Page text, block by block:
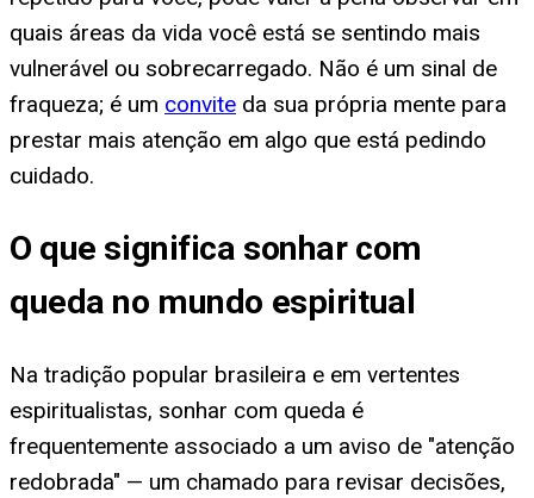
quais áreas da vida você está se sentindo mais
vulnerável ou sobrecarregado. Não é um sinal de
fraqueza; é um convite da sua própria mente para
prestar mais atenção em algo que está pedindo
cuidado.
O que significa sonhar com
queda no mundo espiritual
Na tradição popular brasileira e em vertentes
espiritualistas, sonhar com queda é
frequentemente associado a um aviso de "atenção
redobrada" — um chamado para revisar decisões,